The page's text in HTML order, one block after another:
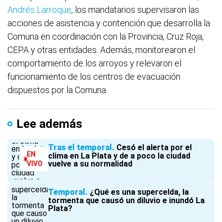
Andrés Larroque, los mandatarios supervisaron las
acciones de asistencia y contención que desarrolla la
Comuna en coordinación con la Provincia, Cruz Roja,
CEPA y otras entidades. Además, monitorearon el
comportamiento de los arroyos y relevaron el
funcionamiento de los centros de evacuación
dispuestos por la Comuna.
Lee además
EN
VIVO
Tras el temporal
Cesó el alerta por el
clima en La Plata y de a poco la ciudad
vuelve a su normalidad
Temporal
¿Qué es una supercelda, la
tormenta que causó un diluvio e inundó La
Plata?